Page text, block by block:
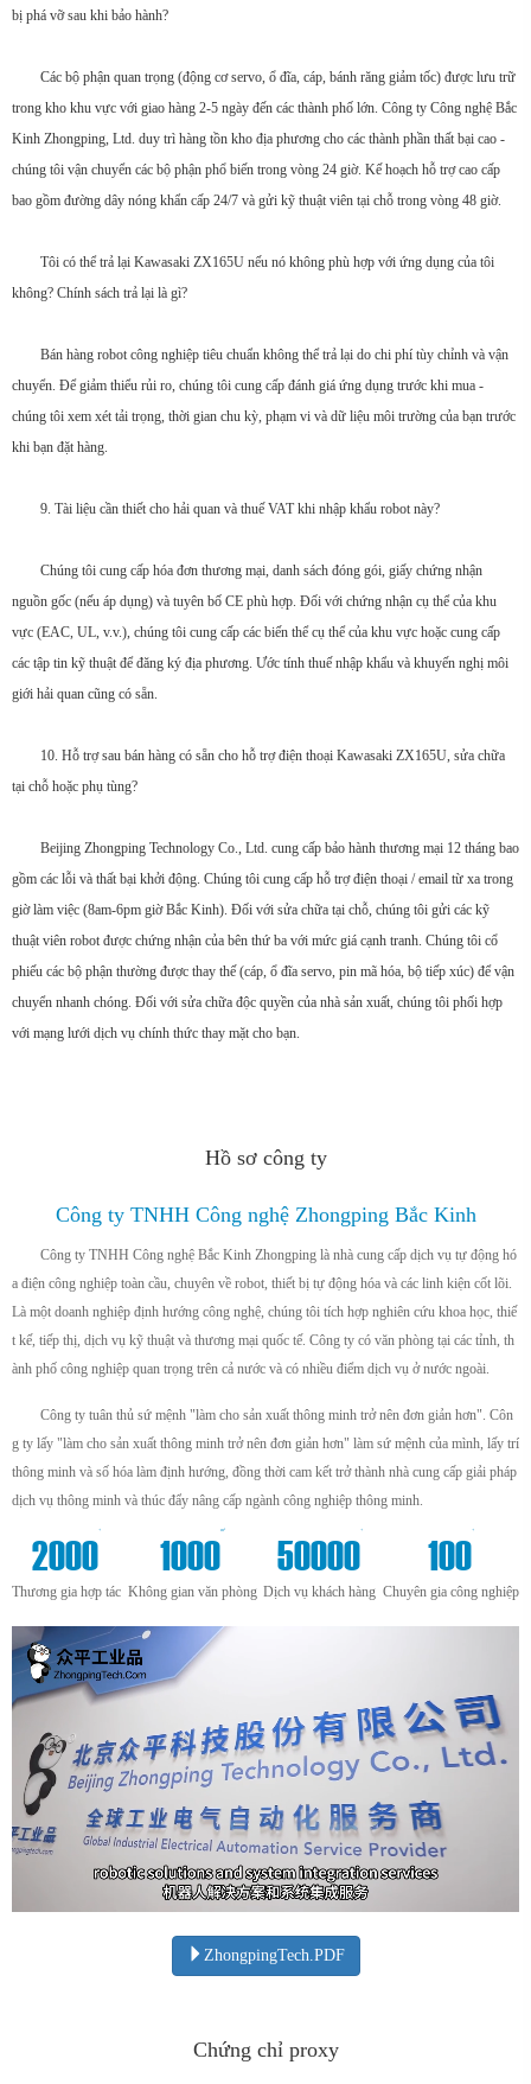
bị phá vỡ sau khi bảo hành?
Các bộ phận quan trọng (động cơ servo, ổ đĩa, cáp, bánh răng giảm tốc) được lưu trữ
trong kho khu vực với giao hàng 2-5 ngày đến các thành phố lớn. Công ty Công nghệ Bắc
Kinh Zhongping, Ltd. duy trì hàng tồn kho địa phương cho các thành phần thất bại cao -
chúng tôi vận chuyển các bộ phận phổ biến trong vòng 24 giờ. Kế hoạch hỗ trợ cao cấp
bao gồm đường dây nóng khẩn cấp 24/7 và gửi kỹ thuật viên tại chỗ trong vòng 48 giờ.
Tôi có thể trả lại Kawasaki ZX165U nếu nó không phù hợp với ứng dụng của tôi
không? Chính sách trả lại là gì?
Bán hàng robot công nghiệp tiêu chuẩn không thể trả lại do chi phí tùy chỉnh và vận
chuyển. Để giảm thiểu rủi ro, chúng tôi cung cấp đánh giá ứng dụng trước khi mua -
chúng tôi xem xét tải trọng, thời gian chu kỳ, phạm vi và dữ liệu môi trường của bạn trước
khi bạn đặt hàng.
9. Tài liệu cần thiết cho hải quan và thuế VAT khi nhập khẩu robot này?
Chúng tôi cung cấp hóa đơn thương mại, danh sách đóng gói, giấy chứng nhận
nguồn gốc (nếu áp dụng) và tuyên bố CE phù hợp. Đối với chứng nhận cụ thể của khu
vực (EAC, UL, v.v.), chúng tôi cung cấp các biến thể cụ thể của khu vực hoặc cung cấp
các tập tin kỹ thuật để đăng ký địa phương. Ước tính thuế nhập khẩu và khuyến nghị môi
giới hải quan cũng có sẵn.
10. Hỗ trợ sau bán hàng có sẵn cho hỗ trợ điện thoại Kawasaki ZX165U, sửa chữa
tại chỗ hoặc phụ tùng?
Beijing Zhongping Technology Co., Ltd. cung cấp bảo hành thương mại 12 tháng bao
gồm các lỗi và thất bại khởi động. Chúng tôi cung cấp hỗ trợ điện thoại / email từ xa trong
giờ làm việc (8am-6pm giờ Bắc Kinh). Đối với sửa chữa tại chỗ, chúng tôi gửi các kỹ
thuật viên robot được chứng nhận của bên thứ ba với mức giá cạnh tranh. Chúng tôi cổ
phiếu các bộ phận thường được thay thế (cáp, ổ đĩa servo, pin mã hóa, bộ tiếp xúc) để vận
chuyển nhanh chóng. Đối với sửa chữa độc quyền của nhà sản xuất, chúng tôi phối hợp
với mạng lưới dịch vụ chính thức thay mặt cho bạn.
Hồ sơ công ty
Công ty TNHH Công nghệ Zhongping Bắc Kinh
Công ty TNHH Công nghệ Bắc Kinh Zhongping là nhà cung cấp dịch vụ tự động hó
a điện công nghiệp toàn cầu, chuyên về robot, thiết bị tự động hóa và các linh kiện cốt lõi.
Là một doanh nghiệp định hướng công nghệ, chúng tôi tích hợp nghiên cứu khoa học, thiế
t kế, tiếp thị, dịch vụ kỹ thuật và thương mại quốc tế. Công ty có văn phòng tại các tỉnh, th
ành phố công nghiệp quan trọng trên cả nước và có nhiều điểm dịch vụ ở nước ngoài.
Công ty tuân thủ sứ mệnh "làm cho sản xuất thông minh trở nên đơn giản hơn". Côn
g ty lấy "làm cho sản xuất thông minh trở nên đơn giản hơn" làm sứ mệnh của mình, lấy trí
thông minh và số hóa làm định hướng, đồng thời cam kết trở thành nhà cung cấp giải pháp
dịch vụ thông minh và thúc đẩy nâng cấp ngành công nghiệp thông minh.
2000
+
Thương gia hợp tác
1000
m²
Không gian văn phòng
50000
+
Dịch vụ khách hàng
100
+
Chuyên gia công nghiệp
ZhongpingTech.PDF
Chứng chỉ proxy